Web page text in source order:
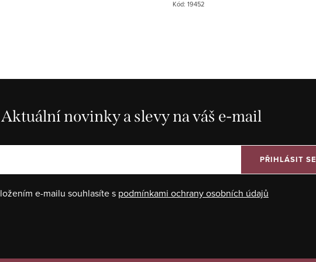
Kód: 19452
Aktuální novinky a slevy na váš e-mail
e-mailu souhlasíte s podmínkami ochrany osobních údajů
PŘIHLÁSIT SE